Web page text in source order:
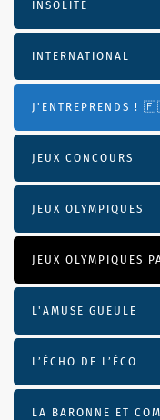
INSOLITE
INTERNATIONAL
J'ENTREPRENDS !
JEUX CONCOURS
JEUX OLYMPIQUES
JEUX OLYMPIQUES
L'AMUSE GUEULE
L’ÉCHO DE L’ÉCO
LA BARONNE ET